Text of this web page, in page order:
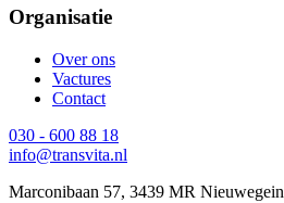
Organisatie
Over ons
Vactures
Contact
030 - 600 88 18
info@transvita.nl
Marconibaan 57, 3439 MR Nieuwegein